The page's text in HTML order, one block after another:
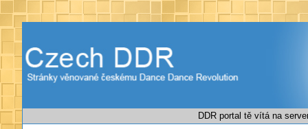
DDR portal tě vítá na